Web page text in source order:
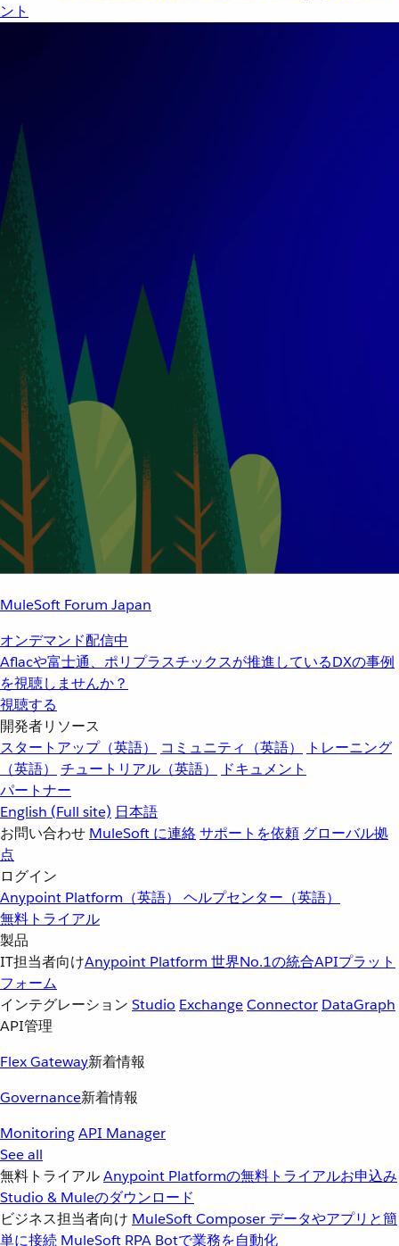
ント
MuleSoft Forum Japan
オンデマンド配信中
Aflacや富士通、ポリプラスチックスが推進しているDXの事例
を視聴しませんか？
視聴する
開発者リソース
スタートアップ（英語）
コミュニティ（英語）
トレーニング
（英語）
チュートリアル（英語）
ドキュメント
パートナー
English (Full site) 日本語
お問い合わせ MuleSoft に連絡サポートを依頼 グローバル拠
点
ログイン
Anypoint Platform（英語） ヘルプセンター（英語）
無料トライアル
製品
IT担当者向けAnypoint Platform 世界No.1の統合APIプラット
フォーム
インテグレーション Studio ExchangeConnector DataGraph
API管理
Flex Gateway新着情報
Governance新着情報
MonitoringAPI Manager
See all
無料トライアルAnypoint Platformの無料トライアルお申込み
Studio & Muleのダウンロード
ビジネス担当者向け MuleSoft Composer データやアプリと簡
単に接続 MuleSoft RPA Botで業務を自動化